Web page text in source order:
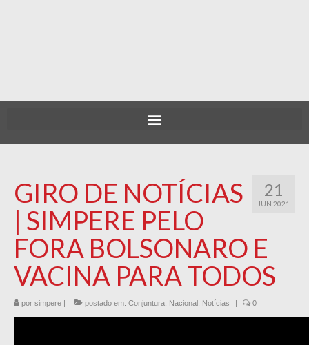
21
JUN 2021
GIRO DE NOTÍCIAS
| SIMPERE PELO
FORA BOLSONARO E
VACINA PARA TODOS
por simpere | postado em: Conjuntura Nacional Notícias | 0